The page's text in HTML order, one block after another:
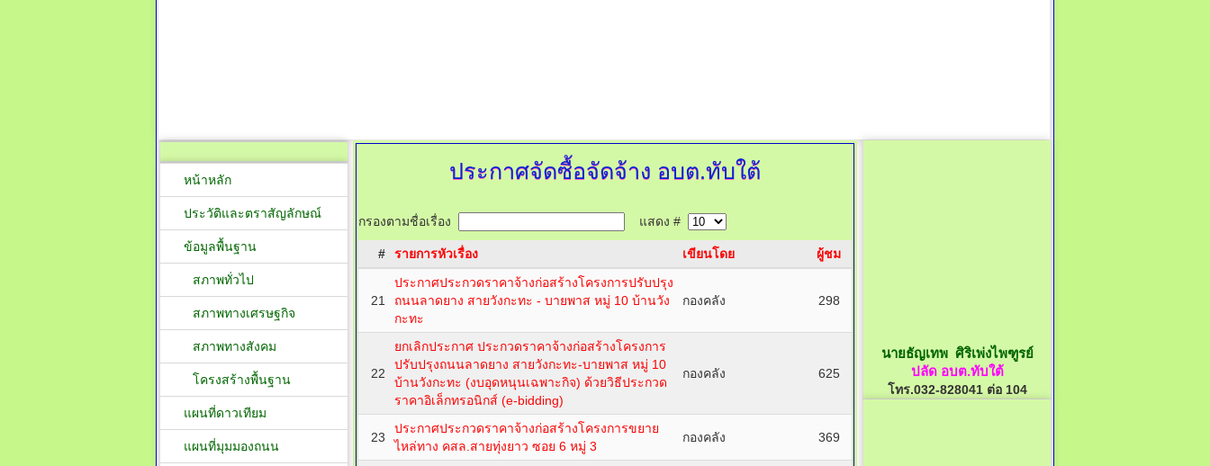
ประกาศจัดซื้อจัดจ้าง อบต.ทับใต้
กรองตามชื่อเรื่อง แสดง #
# รายการหัวเรื่อง เขียนโดย ผู้ชม
21
ประกาศประกวดราคาจ้างก่อสร้างโครงการปรับปรุง
ถนนลาดยาง สายวังกะทะ - บายพาส หมู่ 10 บ้านวัง
กะทะ
กองคลัง 298
22
ยกเลิกประกาศ ประกวดราคาจ้างก่อสร้างโครงการ
ปรับปรุงถนนลาดยาง สายวังกะทะ-บายพาส หมู่ 10
บ้านวังกะทะ (งบอุดหนุนเฉพาะกิจ) ด้วยวิธีประกวด
ราคาอิเล็กทรอนิกส์ (e-bidding)
กองคลัง 625
23
ประกาศประกวดราคาจ้างก่อสร้างโครงการขยาย
ไหล่ทาง คสล.สายทุ่งยาว ซอย 6 หมู่ 3
กองคลัง 369
หน้าหลัก
ประวัติและตราสัญลักษณ์
ข้อมูลพื้นฐาน
สภาพทั่วไป
สภาพทางเศรษฐกิจ
สภาพทางสังคม
โครงสร้างพื้นฐาน
แผนที่ดาวเทียม
แผนที่มุมมองถนน
นายธัญเทพ ศิริเพ่งไพฑูรย์
ปลัด อบต.ทับใต้
โทร.032-828041 ต่อ 104